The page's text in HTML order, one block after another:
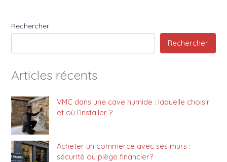
Rechercher
Rechercher
Articles récents
VMC dans une cave humide : laquelle choisir
et où l’installer ?
Acheter un commerce avec ses murs :
sécurité ou piège financier?